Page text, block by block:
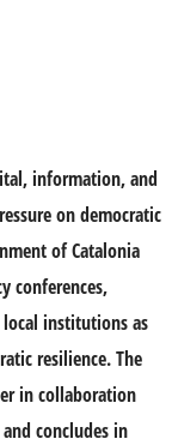
information, and
on democratic
of Catalonia
conferences,
institutions as
resilience. The
in collaboration
concludes in